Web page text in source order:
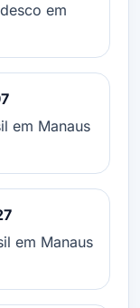
em
em Manaus
em Manaus